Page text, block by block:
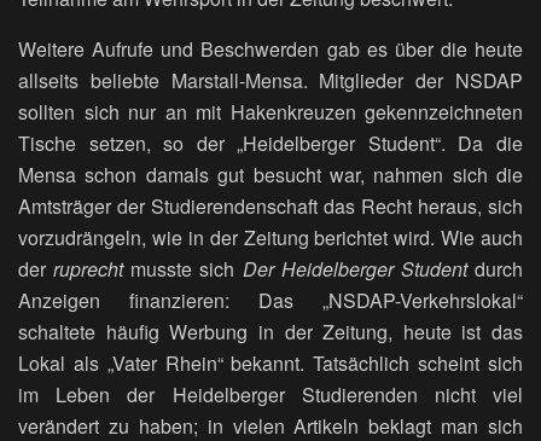
Weitere Aufrufe und Beschwerden gab es über die heute
allseits beliebte Marstall-Mensa. Mitglieder der NSDAP
sollten sich nur an mit Hakenkreuzen gekennzeichneten
Tische setzen, so der „Heidelberger Student“. Da die
Mensa schon damals gut besucht war, nahmen sich die
Amtsträger der Studierendenschaft das Recht heraus, sich
vorzudrängeln, wie in der Zeitung berichtet wird. Wie auch
derruprechtmusste sich Der Heidelberger Studentdurch
Anzeigen finanzieren: Das „NSDAP-Verkehrslokal“
schaltete häufig Werbung in der Zeitung, heute ist das
Lokal als „Vater Rhein“ bekannt. Tatsächlich scheint sich
im Leben der Heidelberger Studierenden nicht viel
verändert zu haben; in vielen Artikeln beklagt man sich